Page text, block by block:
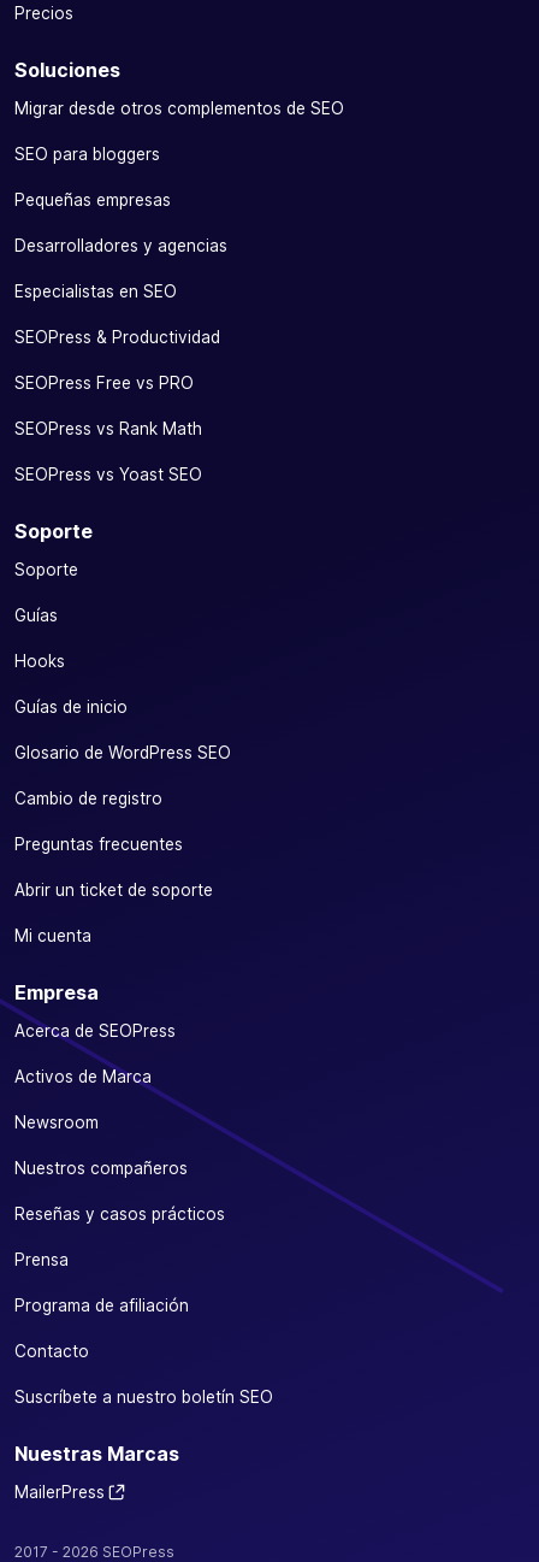
Precios
Soluciones
Migrar desde otros complementos de SEO
SEO para bloggers
Pequeñas empresas
Desarrolladores y agencias
Especialistas en SEO
SEOPress & Productividad
SEOPress Free vs PRO
SEOPress vs Rank Math
SEOPress vs Yoast SEO
Soporte
Soporte
Guías
Hooks
Guías de inicio
Glosario de WordPress SEO
Cambio de registro
Preguntas frecuentes
Abrir un ticket de soporte
Mi cuenta
Empresa
Acerca de SEOPress
Activos de Marca
Newsroom
Nuestros compañeros
Reseñas y casos prácticos
Prensa
Programa de afiliación
Contacto
Suscríbete a nuestro boletín SEO
Nuestras Marcas
MailerPress
2017 - 2026 SEOPress